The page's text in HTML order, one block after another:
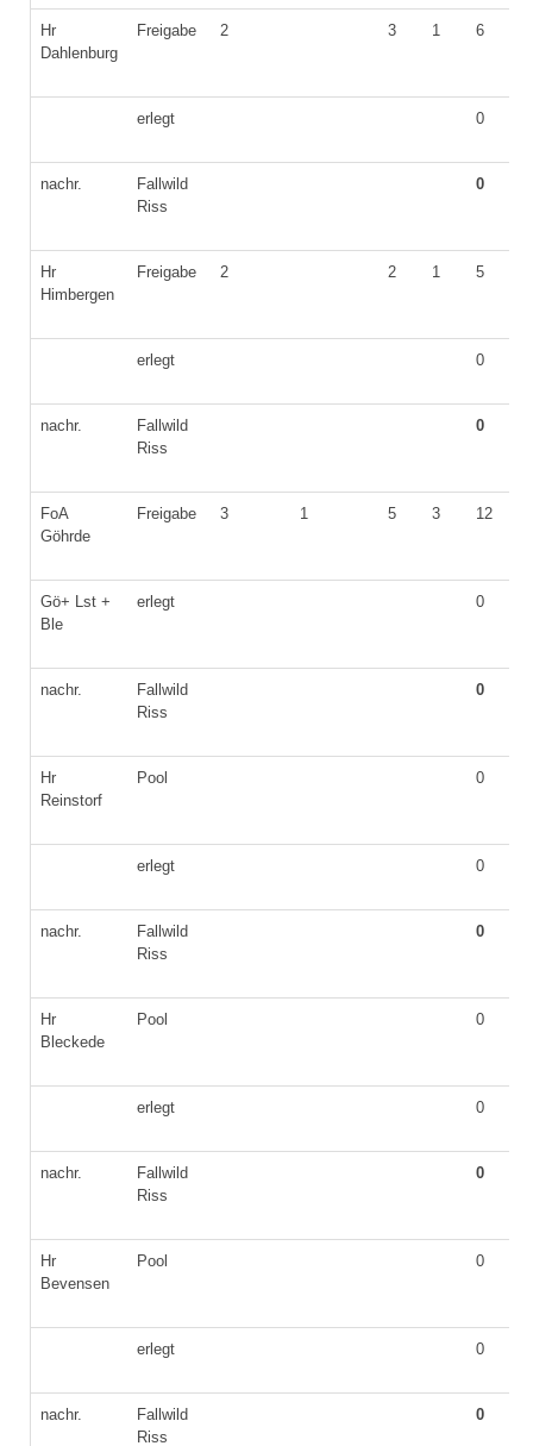
Hr
Dahlenburg
Freigabe 2 3 1 6
erlegt 0
nachr.
Fallwild
Riss
0
Hr
Himbergen
Freigabe 2 2 1 5
erlegt 0
nachr.
Fallwild
Riss
0
FoA
Göhrde
Freigabe 3 1 5 3 12
Gö+ Lst +
Ble
erlegt 0
nachr.
Fallwild
Riss
0
Hr
Reinstorf
Pool 0
erlegt 0
nachr.
Fallwild
Riss
0
Hr
Bleckede
Pool 0
erlegt 0
nachr.
Fallwild
Riss
0
Hr
Bevensen
Pool 0
erlegt 0
nachr.
Fallwild
Riss
0